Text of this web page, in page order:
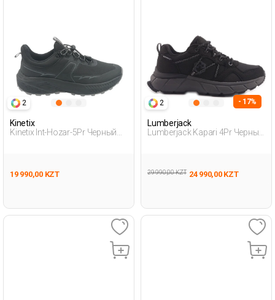
2
Kinetix
Kinetix Int-Hozar-5Pr Черный
19 990,00 KZT
2 - 17%
Lumberjack
Lumberjack Kapari 4Pr Черный
29 990,00 KZT 24 990,00 KZT